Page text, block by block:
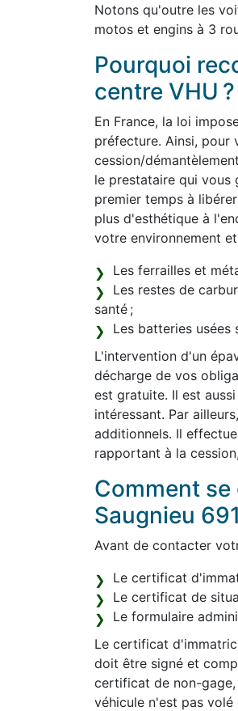
Notons qu'outre les
motos et engins à 3
Pourquoi
centre VHU ?
En France, la loi
préfecture. Ainsi,
cession/
le prestataire qui vous
premier temps à
plus d'esthétique à
votre environnement
Les ferrailles et
Les restes de
santé ;
Les batteries
L'intervention d'un
décharge de vos
est gratuite. Il est
intéressant. Par
additionnels. Il
rapportant à la
Comment
Saugnieu
Avant de contacter
Le certificat
Le certificat de
Le formulaire
Le certificat
doit être signé et
certificat de non-
véhicule n'est pas